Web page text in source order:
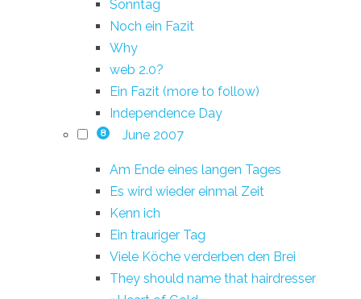
Sonntag
Noch ein Fazit
Why
web 2.0?
Ein Fazit (more to follow)
Independence Day
8 June 2007
Am Ende eines langen Tages
Es wird wieder einmal Zeit
Kenn ich
Ein trauriger Tag
Viele Köche verderben den Brei
They should name that hairdresser